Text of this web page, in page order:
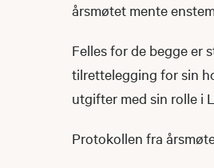
årsmøtet mente
Felles for de begge er
tilrettelegging for sin
utgifter med sin rolle i
Protokollen fra